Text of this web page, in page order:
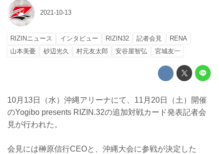
2021-10-13
RIZINニュース インタビュー RIZIN32 記者会見
RENA
山本美憂
砂辺光久 村元友太郎 安谷屋智弘 宮城友一
10月13日（水）沖縄アリーナにて、11月20日（土）開催
のYogibo presents RIZIN.32の追加対戦カード発表記者会
見が行われた。
会見には榊原信行CEOと、沖縄大会に参戦が決定した